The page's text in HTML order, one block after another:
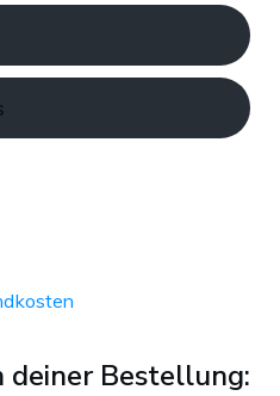
deiner Bestellung: